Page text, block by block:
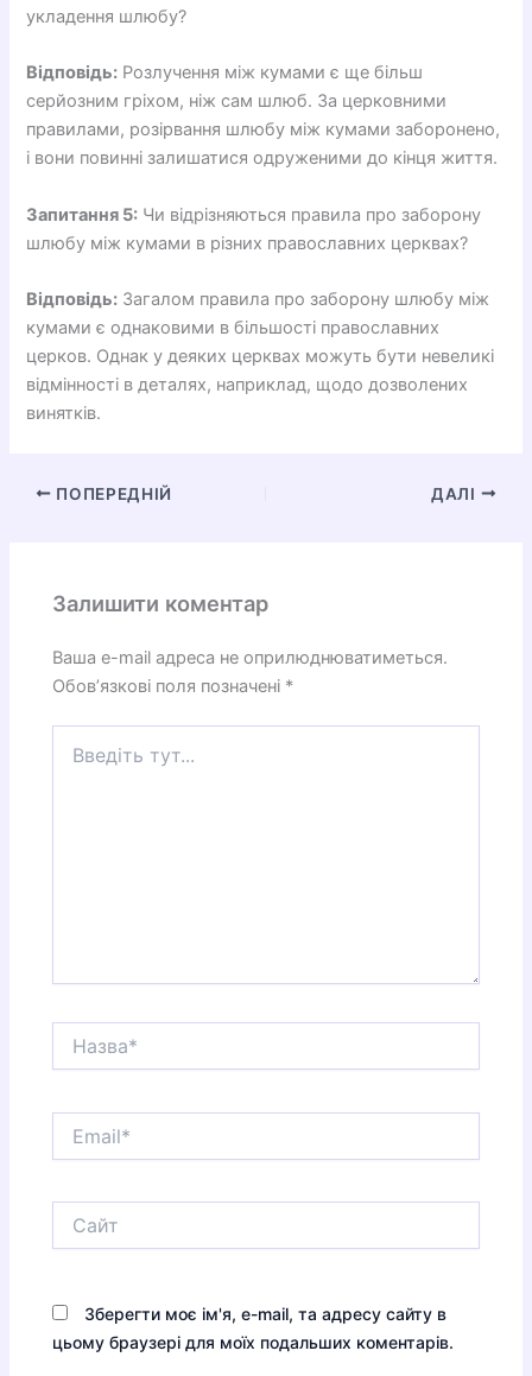
укладення шлюбу?
Відповідь: Розлучення між кумами є ще більш
серйозним гріхом, ніж сам шлюб. За церковними
правилами, розірвання шлюбу між кумами заборонено,
і вони повинні залишатися одруженими до кінця життя.
Запитання 5: Чи відрізняються правила про заборону
шлюбу між кумами в різних православних церквах?
Відповідь: Загалом правила про заборону шлюбу між
кумами є однаковими в більшості православних
церков. Однак у деяких церквах можуть бути невеликі
відмінності в деталях, наприклад, щодо дозволених
винятків.
ПОПЕРЕДНІЙ ДАЛІ
Залишити коментар
Ваша e-mail адреса не оприлюднюватиметься.
Обов’язкові поля позначені *
тут...
Зберегти моє ім'я, e-mail, та адресу сайту в
цьому браузері для моїх подальших коментарів.